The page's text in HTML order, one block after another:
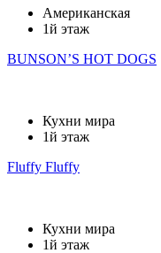
Американская
1й этаж
BUNSON’S HOT DOGS
Кухни мира
1й этаж
Fluffy Fluffy
Кухни мира
1й этаж